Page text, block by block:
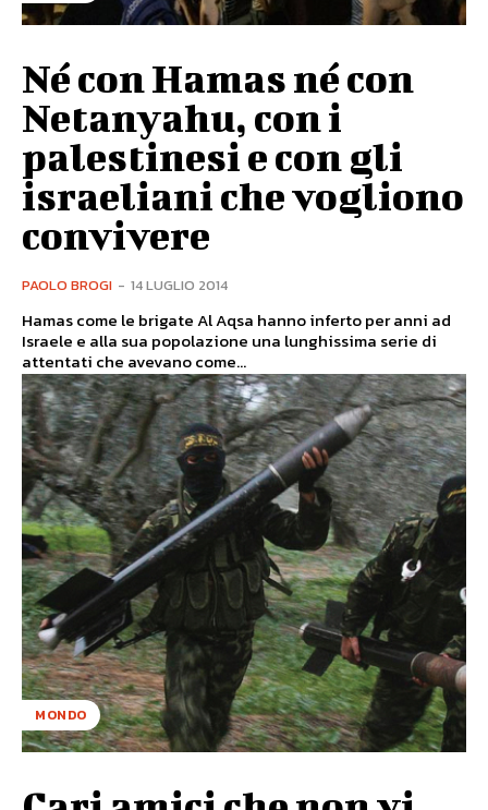
Né con Hamas né con
Netanyahu, con i
palestinesi e con gli
israeliani che vogliono
convivere
PAOLO BROGI - 14 LUGLIO 2014
Hamas come le brigate Al Aqsa hanno inferto per anni ad
Israele e alla sua popolazione una lunghissima serie di
attentati che avevano come...
MONDO